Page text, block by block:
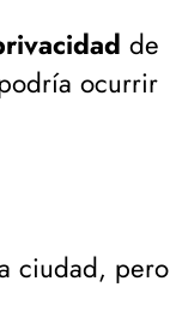
de
ocurrir
ciudad, pero